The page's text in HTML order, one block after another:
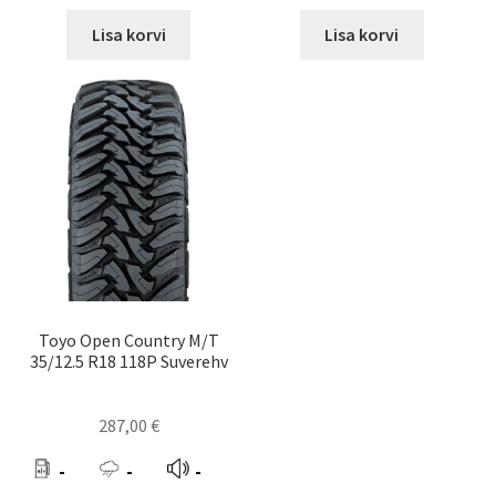
Lisa korvi Lisa korvi
Toyo Open Country M/T
35/12.5 R18 118P Suverehv
287,00 €
- - -